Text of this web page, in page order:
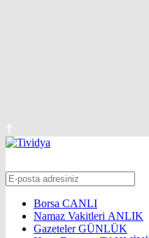
Borsa CANLI
Namaz Vakitleri ANLIK
GazetelerGÜNLÜK